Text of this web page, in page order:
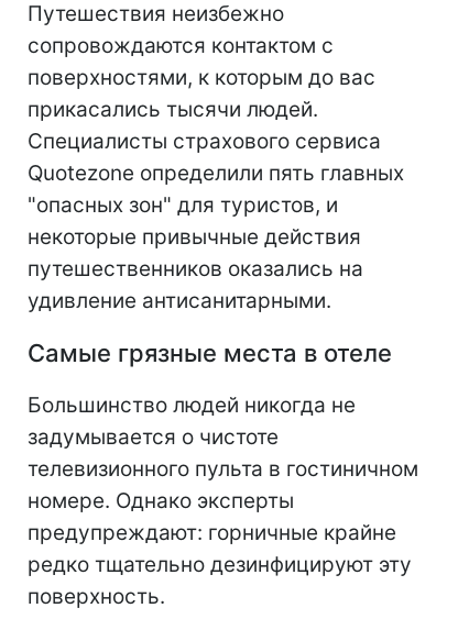
Путешествия неизбежно
сопровождаются контактом с
поверхностями, к которым до вас
прикасались тысячи людей.
Специалисты страхового сервиса
Quotezone определили пять главных
"опасных зон" для туристов, и
некоторые привычные действия
путешественников оказались на
удивление антисанитарными.
Самые грязные места в отеле
Большинство людей никогда не
задумывается о чистоте
телевизионного пульта в гостиничном
номере. Однако эксперты
предупреждают: горничные крайне
редко тщательно дезинфицируют эту
поверхность.